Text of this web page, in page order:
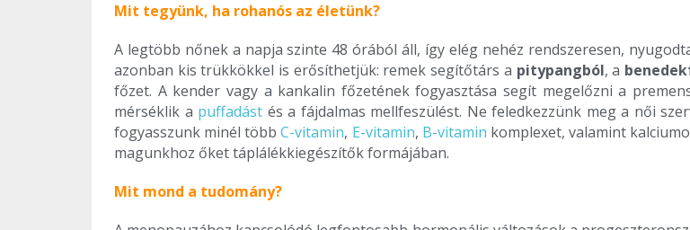
Mit tegyünk, ha rohanós az életünk?
A legtöbb nőnek a napja szinte 48 órából áll, így elég nehéz rendszeresen,
azonban kis trükkökkel is erősíthetjük: remek segítőtárs a pitypangból, a
főzet. A kender vagy a kankalin főzetének fogyasztása segít megelőzni a
mérséklik a puffadást és a fájdalmas mellfeszülést. Ne feledkezzünk meg a női
fogyasszunk minél többC-vitamin, E-vitamin, B-vitamin komplexet, valamint
magunkhoz őket táplálékkiegészítők formájában.
Mit mond a tudomány?